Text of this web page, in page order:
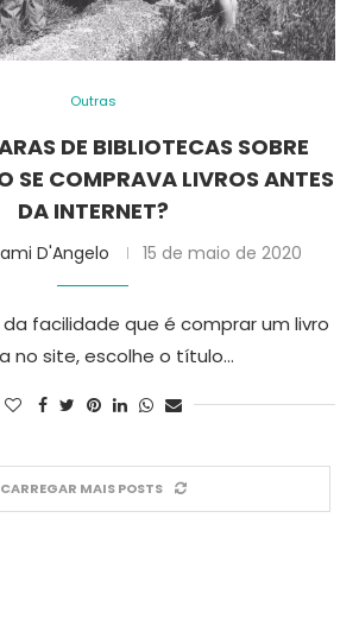
Outras
DE BIBLIOTECAS SOBRE
SE COMPRAVA LIVROS ANTES
DA INTERNET?
D'Angelo 15 de maio de 2020
facilidade que é comprar um livro
no site, escolhe o título…
CARREGAR MAIS POSTS